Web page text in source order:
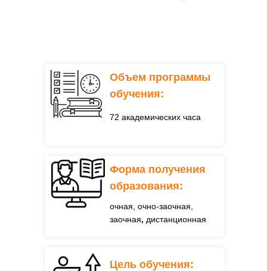
72 академических часа
Объем программы
обучения:
очная, очно-заочная,
заочная, дистанционная
Форма получения
образования:
Цель обучения: